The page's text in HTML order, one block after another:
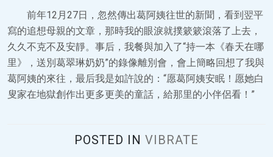
前年12月27日，忽然傳出葛阿姨往世的新聞，看到翌平
寫的追想母親的文章，那時我的眼淚就撲簌簌滾落了上去，
久久不克不及安靜。事后，我餐與加入了“持一本《春天在哪
里》，送別葛翠琳奶奶”的錄像離別會，會上簡略回想了我與
葛阿姨的來往，最后我是如許說的：“愿葛阿姨安眠！愿她白
叟家在地獄創作出更多更美的童話，給那里的小伴侶看！”
POSTED IN VIBRATE